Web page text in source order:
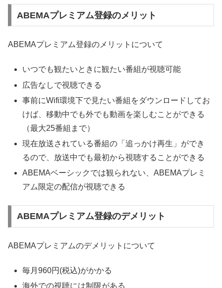
ABEMAプレミアム登録のメリット
ABEMAプレミアム登録のメリットについて
いつでも観たいときに観たい番組が視聴可能
広告なしで視聴できる
事前にWifi環境下で見たい番組をダウンロードしてお
けば、移動中でも外でも動画を楽しむことができる
（最大25番組まで）
現在放送されている番組の「追っかけ再生」ができ
るので、放送中でも最初から視聴することができる
ABEMAベーシックでは観られない、ABEMAプレミ
アム限定の配信が視聴できる
ABEMAプレミアム登録のデメリット
ABEMAプレミアムのデメリットについて
毎月960円(税込)がかかる
海外での視聴には制限がある